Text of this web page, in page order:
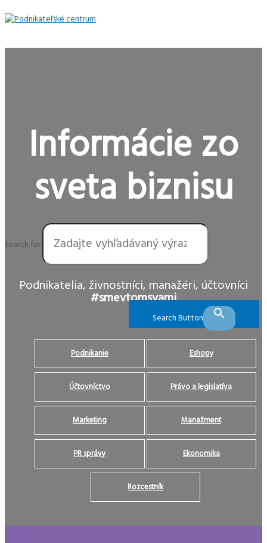
Preskočiť
na
Menu
Informácie zo
sveta biznisu
Search for:
Search Button
Podnikatelia, živnostníci, manažéri, účtovníci
#smevtomsvami
Podnikanie Eshopy
Účtovníctvo Právo a legislatíva
Marketing Manažment
PR správy Ekonomika
Rozcestník